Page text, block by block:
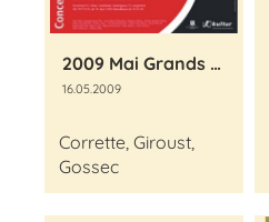
2009 Mai Grands Motets - Festliche Psalmen
16.05.2009
Corrette, Giroust,
Gossec